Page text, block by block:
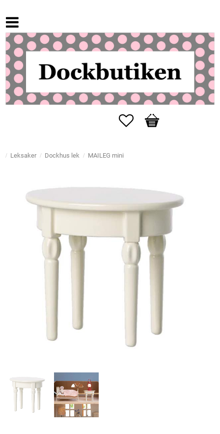
Favoriter
Kundvagn
Leksaker Dockhus lek MAILEG mini